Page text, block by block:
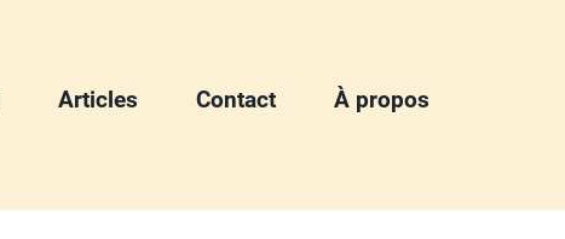
Articles Contact À propos